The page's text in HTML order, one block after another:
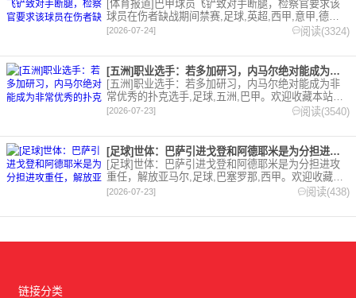
[体育报道]巴甲球员飞铲致对手断腿，检察官要求该
球员在伤者缺战期间禁赛,足球,英超,西甲,意甲,德甲,
法甲,五洲,巴甲。欢迎收藏本站，24小时为你更新最
[2026-07-24] 阅读(3324)
[五洲]职业选手：若多加研习，内马尔绝对能成为非常优秀的扑克
[五洲]职业选手：若多加研习，内马尔绝对能成为非
常优秀的扑克选手,足球,五洲,巴甲。欢迎收藏本站，
24小时为你更新最新的足球，篮球体育资讯。
[2026-07-23] 阅读(3540)
[足球]世体：巴萨引进戈登和阿德耶米是为分担进攻重任，解放亚
[足球]世体：巴萨引进戈登和阿德耶米是为分担进攻
重任，解放亚马尔,足球,巴塞罗那,西甲。欢迎收藏本
站，24小时为你更新最新的足球，篮球体育资讯。
[2026-07-23] 阅读(438)
链接分类